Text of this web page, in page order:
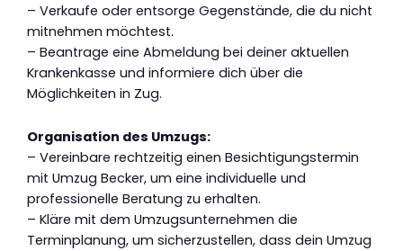
– Verkaufe oder entsorge Gegenstände, die du nicht
mitnehmen möchtest.
– Beantrage eine Abmeldung bei deiner aktuellen
Krankenkasse und informiere dich über die
Möglichkeiten in Zug.
Organisation des Umzugs:
– Vereinbare rechtzeitig einen Besichtigungstermin
mit Umzug Becker, um eine individuelle und
professionelle Beratung zu erhalten.
– Kläre mit dem Umzugsunternehmen die
Terminplanung, um sicherzustellen, dass dein Umzug